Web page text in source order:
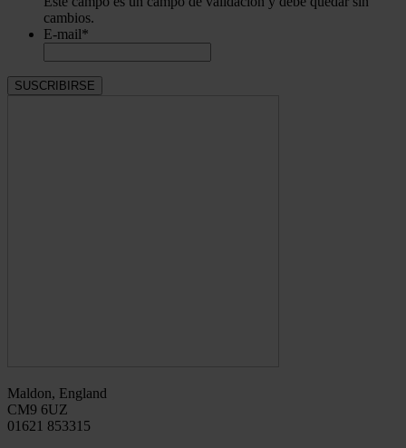
cambios.
E-mail*
Maldon, England
CM9 6UZ
01621 853315